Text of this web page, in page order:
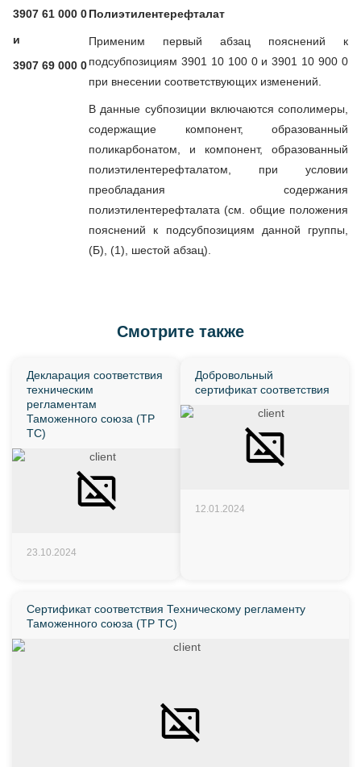
3907 61 000 0
и
3907 69 000 0
Полиэтилентерефталат
Применим первый абзац пояснений к
подсубпозициям 3901 10 100 0 и 3901 10 900 0
при внесении соответствующих изменений.
В данные субпозиции включаются сополимеры,
содержащие компонент, образованный
поликарбонатом, и компонент, образованный
полиэтилентерефталатом, при условии
преобладания содержания
полиэтилентерефталата (см. общие положения
пояснений к подсубпозициям данной группы,
(Б), (1), шестой абзац).
Смотрите также
Декларация соответствия
техническим
регламентам
Таможенного союза (ТР
ТС)
23.10.2024
Добровольный
сертификат соответствия
12.01.2024
Сертификат соответствия Техническому регламенту
Таможенного союза (ТР ТС)